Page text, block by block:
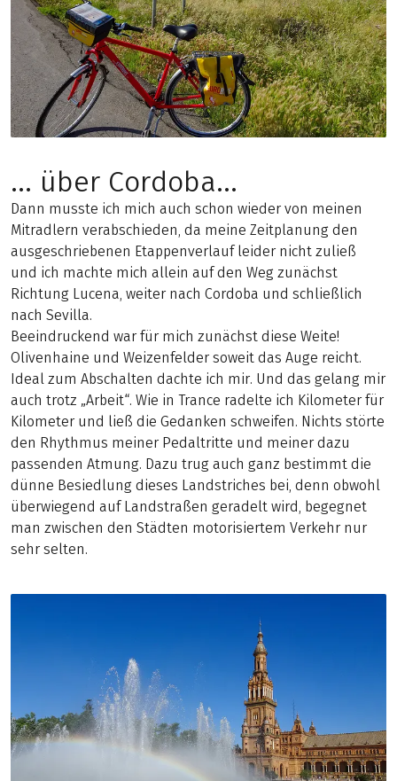
... über Cordoba...
Dann musste ich mich auch schon wieder von meinen
Mitradlern verabschieden, da meine Zeitplanung den
ausgeschriebenen Etappenverlauf leider nicht zuließ
und ich machte mich allein auf den Weg zunächst
Richtung Lucena, weiter nach Cordoba und schließlich
nach Sevilla.
Beeindruckend war für mich zunächst diese Weite!
Olivenhaine und Weizenfelder soweit das Auge reicht.
Ideal zum Abschalten dachte ich mir. Und das gelang mir
auch trotz „Arbeit“. Wie in Trance radelte ich Kilometer für
Kilometer und ließ die Gedanken schweifen. Nichts störte
den Rhythmus meiner Pedaltritte und meiner dazu
passenden Atmung. Dazu trug auch ganz bestimmt die
dünne Besiedlung dieses Landstriches bei, denn obwohl
überwiegend auf Landstraßen geradelt wird, begegnet
man zwischen den Städten motorisiertem Verkehr nur
sehr selten.